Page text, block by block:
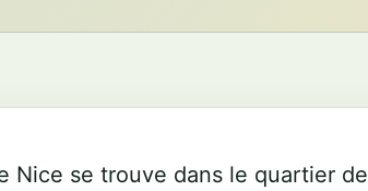
Nice se trouve dans le quartier